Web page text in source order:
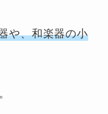
や、和楽器の小